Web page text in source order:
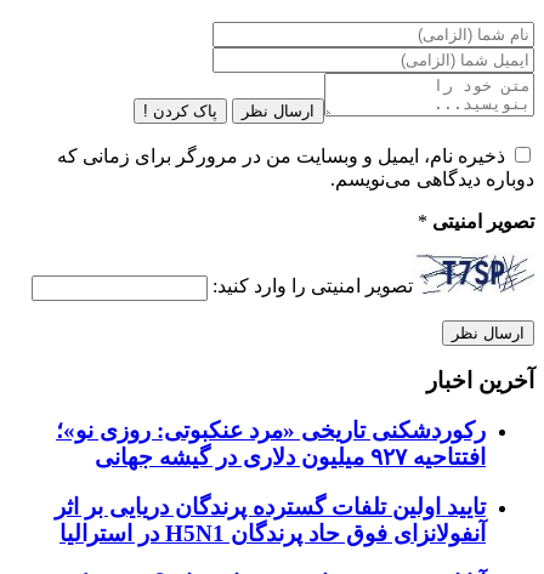
ارسال نظر پاک کردن !
ذخیره نام، ایمیل و وبسایت من در مرورگر برای زمانی که
دوباره دیدگاهی می‌نویسم.
تصویر امنیتی *
تصویر امنیتی را وارد کنید:
آخرین اخبار
رکوردشکنی تاریخی «مرد عنکبوتی: روزی نو»؛
افتتاحیه ۹۲۷ میلیون دلاری در گیشه جهانی
تایید اولین تلفات گسترده پرندگان دریایی بر اثر
آنفولانزای فوق حاد پرندگان H5N1 در استرالیا